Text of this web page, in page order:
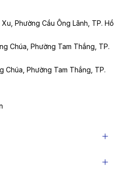
Phường Cầu Ông Lãnh, TP. Hồ
Chúa, Phường Tam Thắng, TP.
Chúa, Phường Tam Thắng, TP.